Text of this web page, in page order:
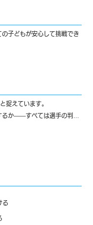
る
捉えています。
るか――すべては選手の判断
き抜く力を育てる教育その
の子どもが安心して挑戦でき
成長の土台になります。